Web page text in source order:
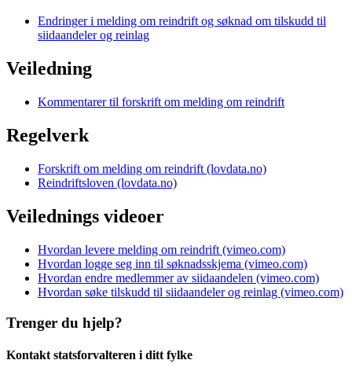
Endringer i melding om reindrift og søknad om tilskudd til
siidaandeler og reinlag
Veiledning
Kommentarer til forskrift om melding om reindrift
Regelverk
Forskrift om melding om reindrift (lovdata.no)
Reindriftsloven (lovdata.no)
Veilednings videoer
Hvordan levere melding om reindrift (vimeo.com)
Hvordan logge seg inn til søknadsskjema (vimeo.com)
Hvordan endre medlemmer av siidaandelen (vimeo.com)
Hvordan søke tilskudd til siidaandeler og reinlag (vimeo.com)
Trenger du hjelp?
Kontakt statsforvalteren i ditt fylke